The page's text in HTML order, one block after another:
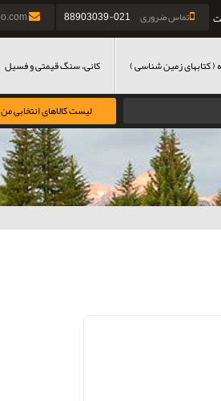
تماس ضروری 021-88903039
( کتابهای زمین شناسی ) کانی، سنگ قیمتی و فسیل
لیست کالاهای انتخابی من